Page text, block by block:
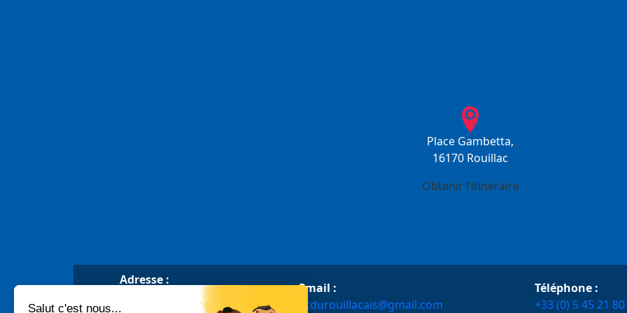
Place Gambetta,
16170 Rouillac
Obtenir l’itinéraire
Adresse :
Place Gambetta,
Email :
otdurouillacais@gmail.com
Téléphone :
+33 (0) 5 45 21